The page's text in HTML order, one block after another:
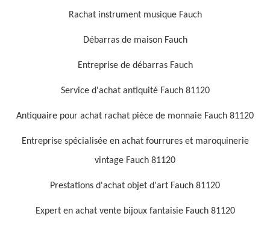
Rachat instrument musique Fauch
Débarras de maison Fauch
Entreprise de débarras Fauch
Service d'achat antiquité Fauch 81120
Antiquaire pour achat rachat pièce de monnaie Fauch 81120
Entreprise spécialisée en achat fourrures et maroquinerie
vintage Fauch 81120
Prestations d'achat objet d'art Fauch 81120
Expert en achat vente bijoux fantaisie Fauch 81120